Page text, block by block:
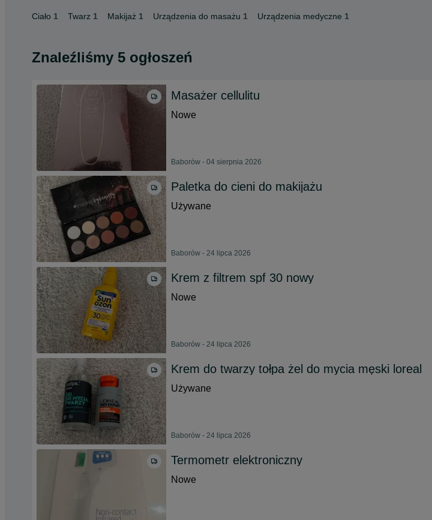
Ciało 1 Twarz 1 Makijaż 1 Urządzenia do masażu 1 Urządzenia medyczne 1
Znaleźliśmy 5 ogłoszeń
Masażer cellulitu
Nowe
Baborów - 04 sierpnia 2026
Paletka do cieni do makijażu
Używane
Baborów - 24 lipca 2026
Krem z filtrem spf 30 nowy
Nowe
Baborów - 24 lipca 2026
Krem do twarzy tołpa żel do mycia męski loreal
Używane
Baborów - 24 lipca 2026
Termometr elektroniczny
Nowe